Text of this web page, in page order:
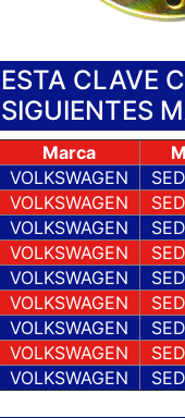
ESTA CLAVE
SIGUIENTES
Marca
VOLKSWAGEN
VOLKSWAGEN
VOLKSWAGEN
VOLKSWAGEN
VOLKSWAGEN
VOLKSWAGEN
VOLKSWAGEN
VOLKSWAGEN
VOLKSWAGEN